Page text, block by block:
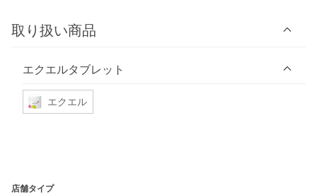
取り扱い商品
エクエルタブレット
エクエル
店舗タイプ